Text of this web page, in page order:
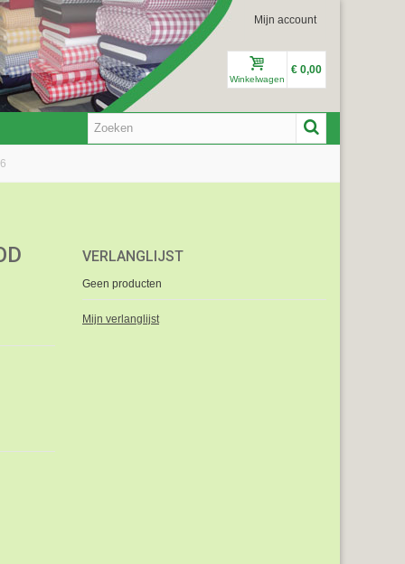
Mijn account
Winkelwagen
€ 0,00
VERLANGLIJST
Geen producten
Mijn verlanglijst